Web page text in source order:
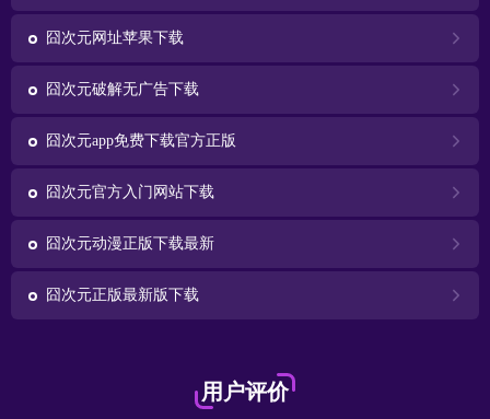
囧次元网址苹果下载
囧次元破解无广告下载
囧次元app免费下载官方正版
囧次元官方入门网站下载
囧次元动漫正版下载最新
囧次元正版最新版下载
用户评价